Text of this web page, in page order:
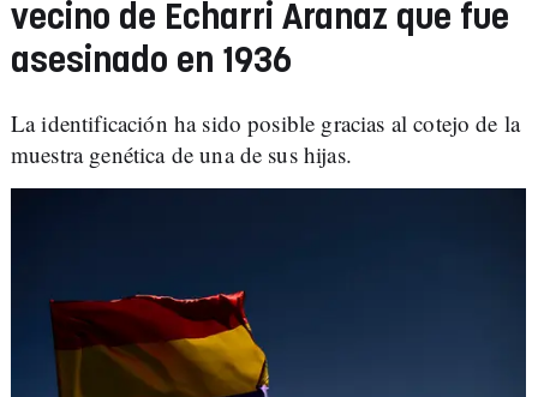
vecino de Echarri Aranaz que fue
asesinado en 1936
La identificación ha sido posible gracias al cotejo de la
muestra genética de una de sus hijas.